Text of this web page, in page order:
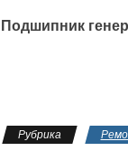
Подшипник
Рубрика